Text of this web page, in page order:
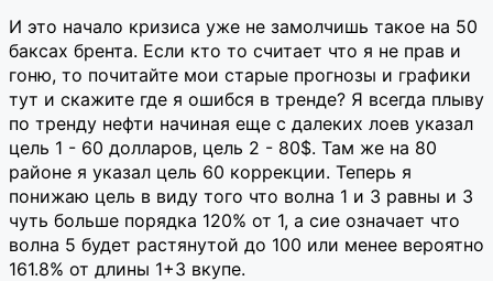
И это начало кризиса уже не замолчишь такое на 50
баксах брента. Если кто то считает что я не прав и
гоню, то почитайте мои старые прогнозы и графики
тут и скажите где я ошибся в тренде? Я всегда плыву
по тренду нефти начиная еще с далеких лоев указал
цель 1 - 60 долларов, цель 2 - 80$. Там же на 80
районе я указал цель 60 коррекции. Теперь я
понижаю цель в виду того что волна 1 и 3 равны и 3
чуть больше порядка 120% от 1, а сие означает что
волна 5 будет растянутой до 100 или менее вероятно
161.8% от длины 1+3 вкупе.